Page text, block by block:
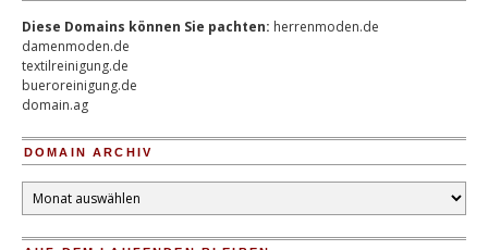
Diese Domains können Sie pachten: herrenmoden.de
damenmoden.de
textilreinigung.de
bueroreinigung.de
domain.ag
DOMAIN ARCHIV
Domain
Archiv